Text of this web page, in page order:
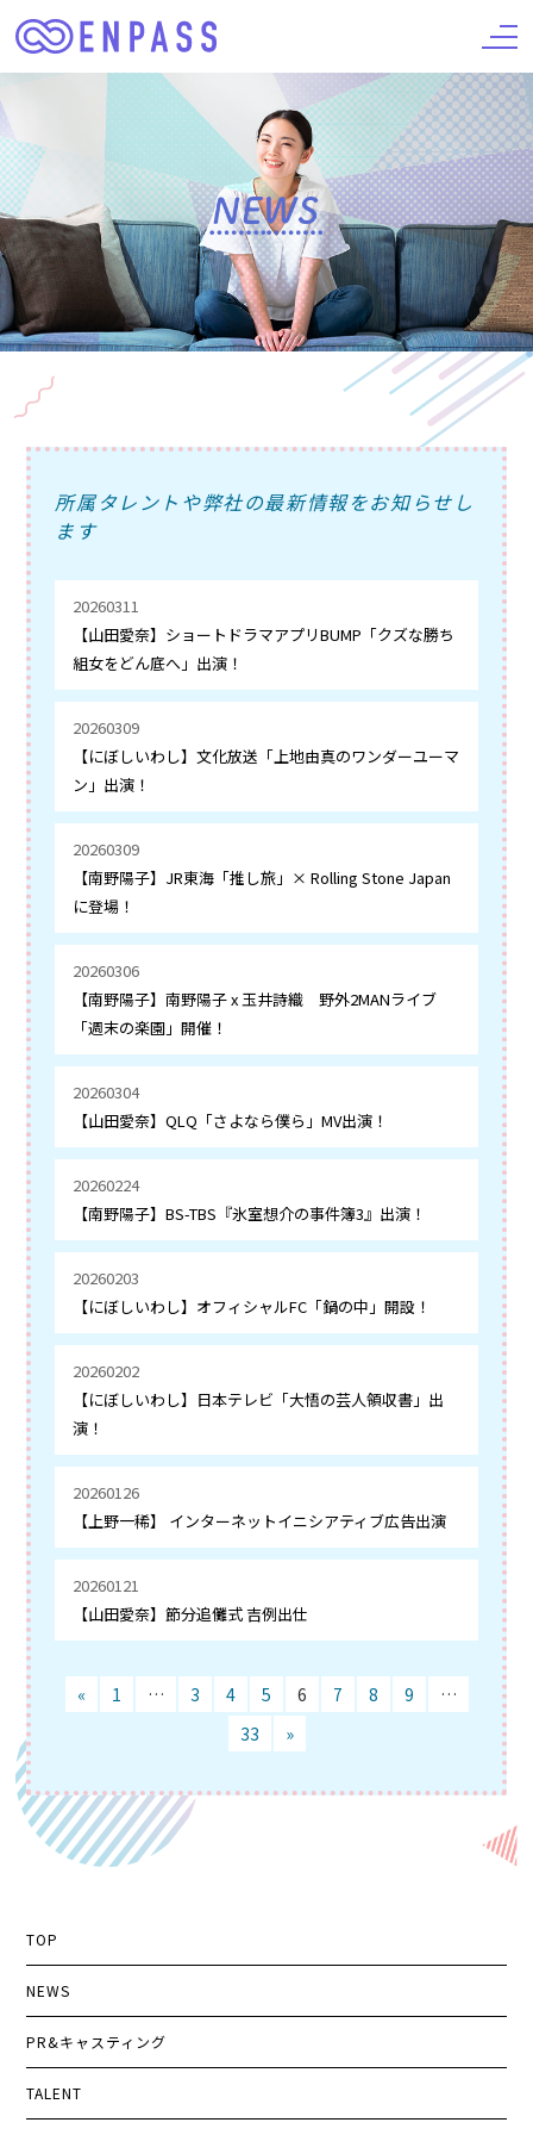
所属タレントや弊社の最新情報をお知らせし
ます
20260311
【山田愛奈】ショートドラマアプリBUMP「クズな勝ち
組女をどん底へ」出演！
20260309
【にぼしいわし】文化放送「上地由真のワンダーユーマ
ン」出演！
20260309
【南野陽子】JR東海「推し旅」× Rolling Stone Japan
に登場！
20260306
【南野陽子】南野陽子 x 玉井詩織 野外2MANライブ
「週末の楽園」開催！
20260304
【山田愛奈】QLQ「さよなら僕ら」MV出演！
20260224
【南野陽子】BS-TBS『氷室想介の事件簿3』出演！
20260203
【にぼしいわし】オフィシャルFC「鍋の中」開設！
20260202
【にぼしいわし】日本テレビ「大悟の芸人領収書」出
演！
20260126
【上野一稀】 インターネットイニシアティブ広告出演
20260121
【山田愛奈】節分追儺式 吉例出仕
« 1 … 3 4 5 6 7 8 9
…
33
»
TOP
NEWS
PR&キャスティング
TALENT